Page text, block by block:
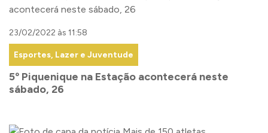
23/02/2022 às 11:58
Esportes, Lazer e Juventude
5º Piquenique na Estação acontecerá neste
sábado, 26